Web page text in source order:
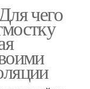
чего